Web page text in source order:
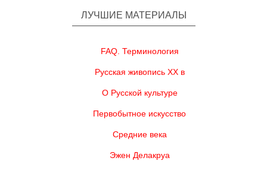
ЛУЧШИЕ МАТЕРИАЛЫ
FAQ. Терминология
Русская живопись XX в
О Русской культуре
Первобытное искусство
Средние века
Эжен Делакруа